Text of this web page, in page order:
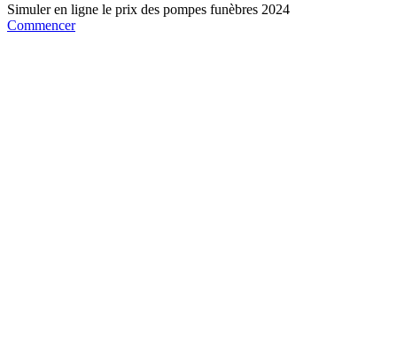
Simuler en ligne le prix des pompes funèbres 2024
Commencer